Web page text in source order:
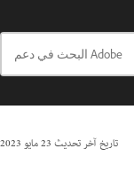
تاريخ آخر تحديث23 مايو 2023